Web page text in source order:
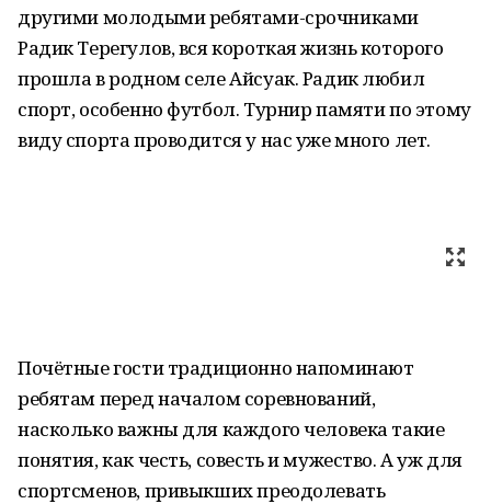
другими молодыми ребятами-срочниками
Радик Терегулов, вся короткая жизнь которого
прошла в родном селе Айсуак. Радик любил
спорт, особенно футбол. Турнир памяти по этому
виду спорта проводится у нас уже много лет.
Почётные гости традиционно напоминают
ребятам перед началом соревнований,
насколько важны для каждого человека такие
понятия, как честь, совесть и мужество. А уж для
спортсменов, привыкших преодолевать